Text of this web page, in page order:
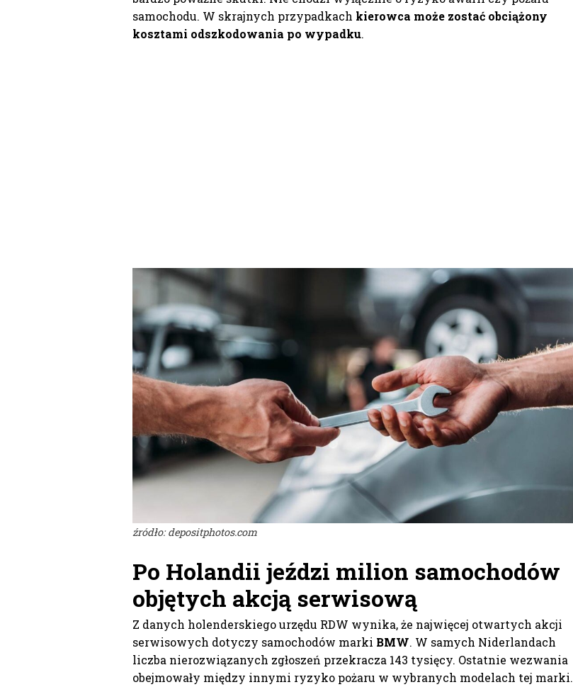
samochodu. W skrajnych przypadkach kierowca może zostać obciążony
kosztami odszkodowania po wypadku.
źródło: depositphotos.com
Po Holandii jeździ milion samochodów
objętych akcją serwisową
Z danych holenderskiego urzędu RDW wynika, że najwięcej otwartych akcji
serwisowych dotyczy samochodów marki BMW. W samych Niderlandach
liczba nierozwiązanych zgłoszeń przekracza 143 tysięcy. Ostatnie wezwania
obejmowały między innymi ryzyko pożaru w wybranych modelach tej marki.